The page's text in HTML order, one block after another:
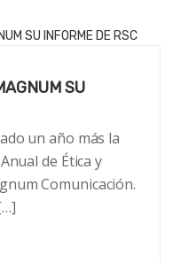
SU
un año más la
de Ética y
Comunicación.